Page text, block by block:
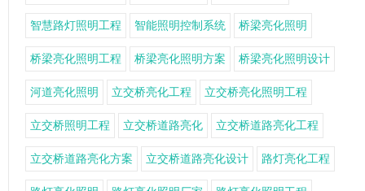
智慧路灯照明工程 智能照明控制系统 桥梁亮化照明
桥梁亮化照明工程 桥梁亮化照明方案 桥梁亮化照明设计
河道亮化照明 立交桥亮化工程 立交桥亮化照明工程
立交桥照明工程 立交桥道路亮化 立交桥道路亮化工程
立交桥道路亮化方案 立交桥道路亮化设计 路灯亮化工程